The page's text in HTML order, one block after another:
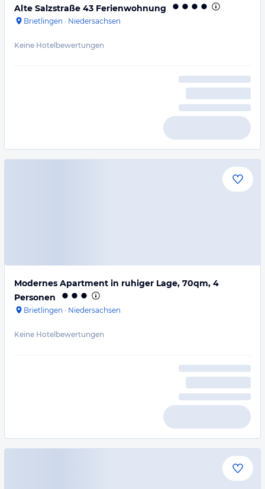
Alte Salzstraße 43 Ferienwohnung
Brietlingen · Niedersachsen
Keine Hotelbewertungen
Modernes Apartment in ruhiger Lage, 70qm, 4
Personen
Brietlingen · Niedersachsen
Keine Hotelbewertungen